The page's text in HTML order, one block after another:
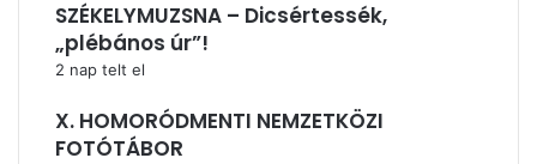
SZÉKELYMUZSNA – Dicsértessék,
„plébános úr”!
2 nap telt el
X. HOMORÓDMENTI NEMZETKÖZI
FOTÓTÁBOR